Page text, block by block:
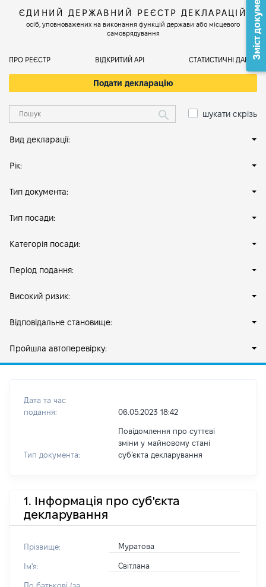
ЄДИНИЙ ДЕРЖАВНИЙ РЕЄСТР ДЕКЛАРАЦІЙ
осіб, уповноважених на виконання функцій держави або місцевого
самоврядування
ПРО РЕЄСТР ВІДКРИТИЙ АРІ СТАТИСТИЧНІ ДАНІ
Подати декларацію
шукати скрізь
Вид декларації:
Рік:
Тип документа:
Тип посади:
Категорія посади:
Період подання:
Високий ризик:
Відповідальне становище:
Пройшла автоперевірку:
Дата та час
подання:
06.05.2023 18:42
Тип документа:
Повідомлення про суттєві
зміни у майновому стані
субʼєкта декларування
1. Інформація про суб'єкта
декларування
Прізвище: Муратова
Ім'я: Світлана
По батькові (за
Зміст документа